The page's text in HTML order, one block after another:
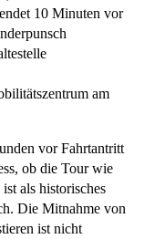
10 Minuten vor
am
vor Fahrtantritt
ob die Tour wie
als historisches
Die Mitnahme von
ist nicht